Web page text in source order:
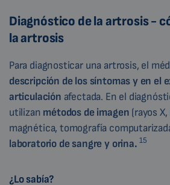
Diagnóstico de la artrosis -
la artrosis
Para diagnosticar una artrosis, el
descripción de los síntomas y en el
articulación afectada. En el
utilizan métodos de imagen (rayos
magnética, tomografía
laboratorio de sangre y orina. 15
¿Lo sabía?